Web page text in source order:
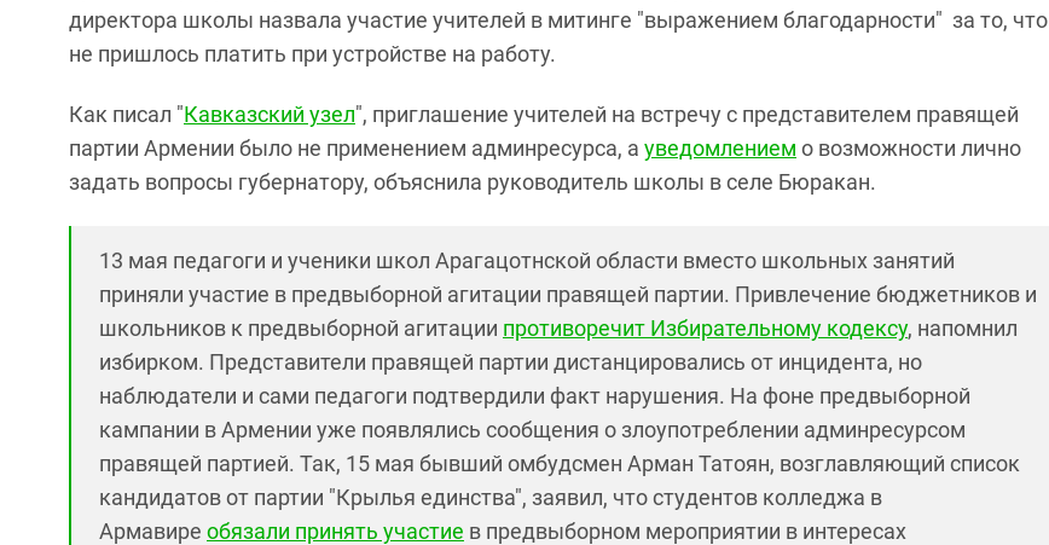
директора школы назвала участие учителей в митинге "выражением благодарности" за то, что
не пришлось платить при устройстве на работу.
Как писал "Кавказский узел", приглашение учителей на встречу с представителем правящей
партии Армении было не применением админресурса, а уведомлением о возможности лично
задать вопросы губернатору, объяснила руководитель школы в селе Бюракан.
13 мая педагоги и ученики школ Арагацотнской области вместо школьных занятий
приняли участие в предвыборной агитации правящей партии. Привлечение бюджетников и
школьников к предвыборной агитации противоречит Избирательному кодексу, напомнил
избирком. Представители правящей партии дистанцировались от инцидента, но
наблюдатели и сами педагоги подтвердили факт нарушения. На фоне предвыборной
кампании в Армении уже появлялись сообщения о злоупотреблении админресурсом
правящей партией. Так, 15 мая бывший омбудсмен Арман Татоян, возглавляющий список
кандидатов от партии "Крылья единства", заявил, что студентов колледжа в
Армавире обязали принять участие в предвыборном мероприятии в интересах